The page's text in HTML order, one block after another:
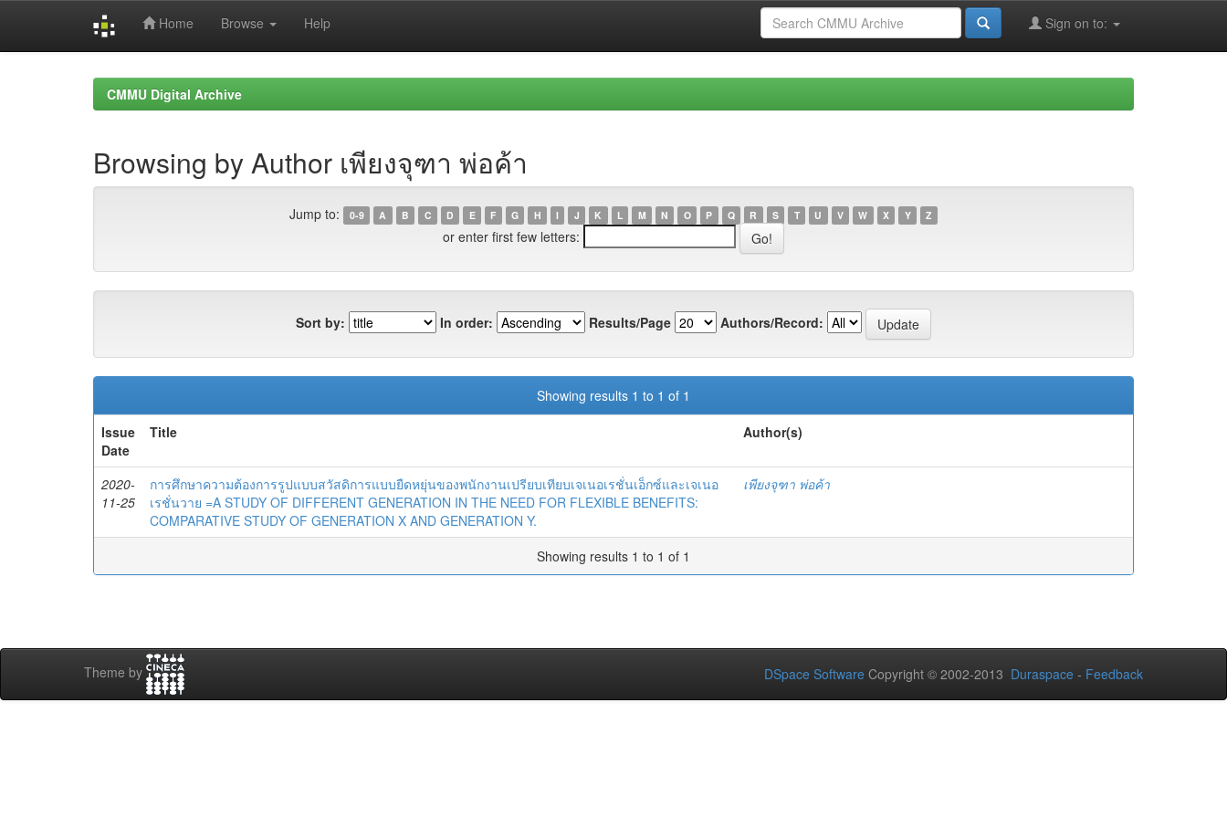
Home Browse Help Sign on to:
CMMU Digital Archive
Browsing by Author เพียงจุฑา พ่อค้า
Jump to: 0-9 A B C D E F G H I J K L M N O P Q R S T U V W X Y Z
or enter first few letters:
Sort by: In order: Results/Page Authors/Record:
Showing results 1 to 1 of 1
Issue
Date
Title Author(s)
2020-
11-25
การศึกษาความต้องการรูปแบบสวัสดิการแบบยืดหยุ่นของพนักงานเปรียบเทียบเจเนอเรชั่นเอ็กซ์และเจเนอ
เรชั่นวาย =A STUDY OF DIFFERENT GENERATION IN THE NEED FOR FLEXIBLE BENEFITS:
COMPARATIVE STUDY OF GENERATION X AND GENERATION Y.
เพียงจุฑา พ่อค้า
Showing results 1 to 1 of 1
Theme by DSpace Software Copyright © 2002-2013 Duraspace - Feedback